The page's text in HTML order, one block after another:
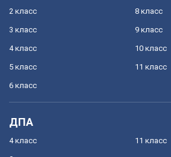
2 класс
3 класс
4 класс
5 класс
6 класс
8 класс
9 класс
10 класс
11 класс
ДПА
4 класс 11 класс